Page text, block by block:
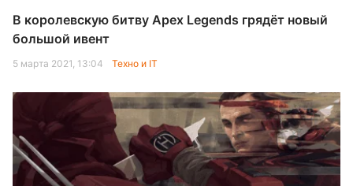
В королевскую битву Apex Legends грядёт новый
большой ивент
5 марта 2021, 13:04 Техно и IT